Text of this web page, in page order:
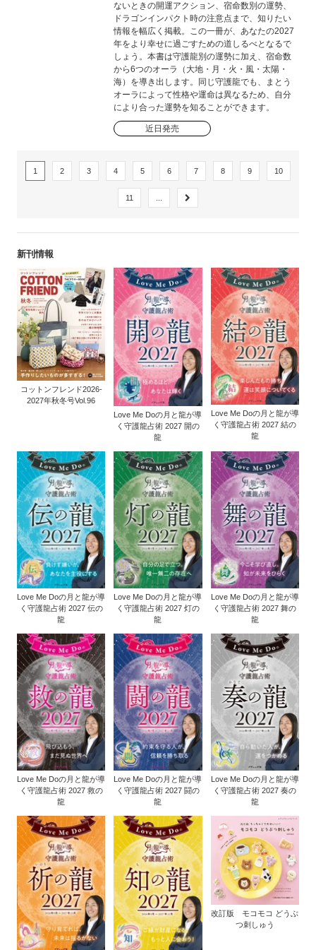
ないときの開運アクション、宿命数別の運勢、
ドラゴンインパクト時の注意点まで、知りたい
情報を幅広く掲載。この一冊が、あなたの2027
年をより幸せに過ごすための道しるべとなるで
しょう。本書は守護龍別の運勢に加え、宿命数
から6つのオーラ（大地・月・火・風・太陽・
海）を導き出します。同じ守護龍でも、まとう
オーラによって性格や運命は異なるため、自分
により合った運勢を知ることができます。
近日発売
1 2 3 4 5 6 7 8 9 10
11
新刊情報
コットンフレンド2026-
2027年秋冬号Vol.96
Love Me Doの月と龍が導
く守護龍占術 2027 開の
龍
Love Me Doの月と龍が導
く守護龍占術 2027 結の
龍
Love Me Doの月と龍が導
く守護龍占術 2027 伝の
龍
Love Me Doの月と龍が導
く守護龍占術 2027 灯の
龍
Love Me Doの月と龍が導
く守護龍占術 2027 舞の
龍
Love Me Doの月と龍が導
く守護龍占術 2027 救の
龍
Love Me Doの月と龍が導
く守護龍占術 2027 闘の
龍
Love Me Doの月と龍が導
く守護龍占術 2027 奏の
龍
改訂版 モコモコ どうぶ
つ刺しゅう